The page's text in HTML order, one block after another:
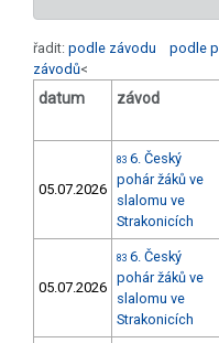
řadit: podle závodu podle
závodů<
datum závod
05.07.2026
83 6. Český
pohár žáků ve
slalomu ve
Strakonicích
05.07.2026
83 6. Český
pohár žáků ve
slalomu ve
Strakonicích